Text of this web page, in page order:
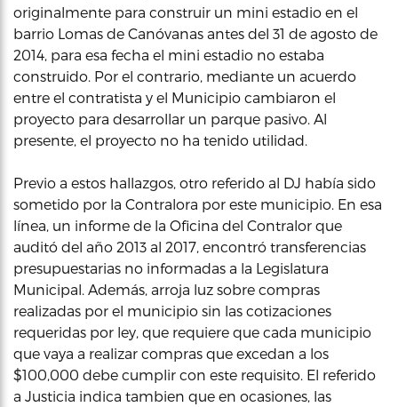
originalmente para construir un mini estadio en el
barrio Lomas de Canóvanas antes del 31 de agosto de
2014, para esa fecha el mini estadio no estaba
construido. Por el contrario, mediante un acuerdo
entre el contratista y el Municipio cambiaron el
proyecto para desarrollar un parque pasivo. Al
presente, el proyecto no ha tenido utilidad.
Previo a estos hallazgos, otro referido al DJ había sido
sometido por la Contralora por este municipio. En esa
línea, un informe de la Oficina del Contralor que
auditó del año 2013 al 2017, encontró transferencias
presupuestarias no informadas a la Legislatura
Municipal. Además, arroja luz sobre compras
realizadas por el municipio sin las cotizaciones
requeridas por ley, que requiere que cada municipio
que vaya a realizar compras que excedan a los
$100,000 debe cumplir con este requisito. El referido
a Justicia indica tambien que en ocasiones, las